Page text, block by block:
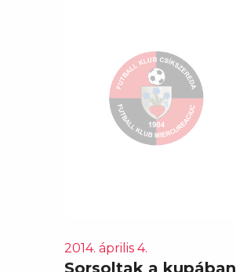
2014. április 4.
Sorsoltak a kupában